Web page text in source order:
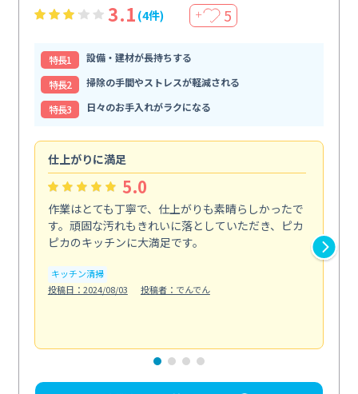
3.1 (4件) ＋ 5
特⻑1
設備・建材が長持ちする
特⻑2
掃除の手間やストレスが軽減される
特⻑3
日々のお手入れがラクになる
仕上がりに満足
5.0
作業はとても丁寧で、仕上がりも素晴らしかったで
す。頑固な汚れもきれいに落としていただき、ピカ
ピカのキッチンに大満足です。
キッチン清掃
投稿日：2024/08/03
投稿者：でんでん